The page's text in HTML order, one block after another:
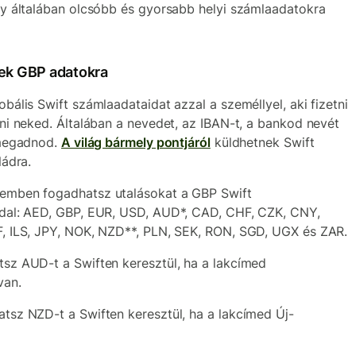
általában olcsóbb és gyorsabb helyi számlaadatokra
GBP adatokra
Swift számlaadataidat azzal a személlyel, aki fizetni
neked. Általában a nevedet, az IBAN-t, a bankod nevét
A világ bármely pontjárólküldhetnek Swift
fogadhatsz utalásokat a GBP Swift
AED, GBP, EUR, USD, AUD*, CAD, CHF, CZK, CNY,
ILS, JPY, NOK, NZD**, PLN, SEK, RON, SGD, UGX és ZAR.
AUD-t a Swiften keresztül, ha a lakcímed
NZD-t a Swiften keresztül, ha a lakcímed Új-